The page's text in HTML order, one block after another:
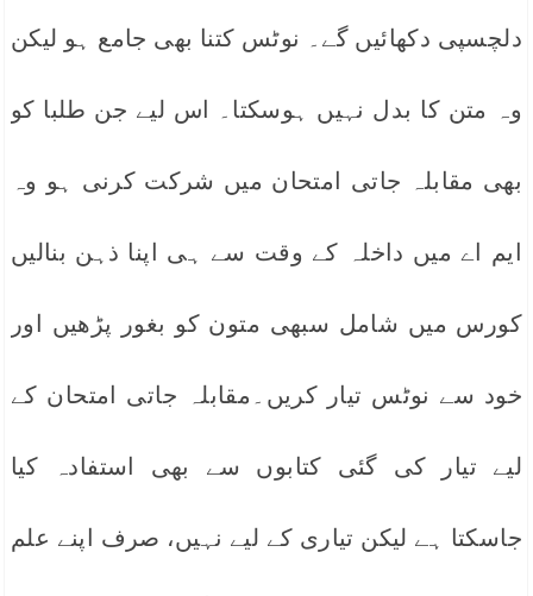
دلچسپی دکھائیں گے۔ نوٹس کتنا بھی جامع ہو لیکن
وہ متن کا بدل نہیں ہوسکتا۔ اس لیے جن طلبا کو
بھی مقابلہ جاتی امتحان میں شرکت کرنی ہو وہ
ایم اے میں داخلہ کے وقت سے ہی اپنا ذہن بنالیں
کورس میں شامل سبھی متون کو بغور پڑھیں اور
خود سے نوٹس تیار کریں۔مقابلہ جاتی امتحان کے
لیے تیار کی گئی کتابوں سے بھی استفادہ کیا
جاسکتا ہے لیکن تیاری کے لیے نہیں، صرف اپنے علم